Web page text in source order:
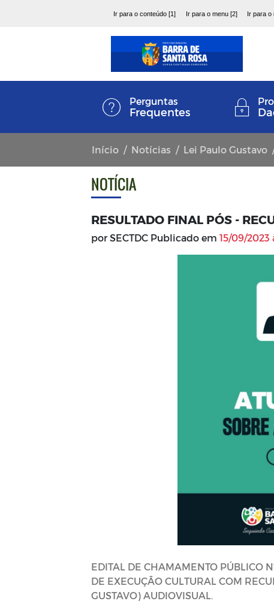
Ir para o conteúdo [1] Ir para o menu [2] Ir para o
Perguntas
Frequentes
Início Notícias Lei Paulo Gustavo
NOTÍCIA
RESULTADO FINAL PÓS -
por SECTDC Publicado em 15/09/2023
EDITAL DE CHAMAMENTO PÚBLICO
DE EXECUÇÃO CULTURAL COM
GUSTAVO) AUDIOVISUAL.